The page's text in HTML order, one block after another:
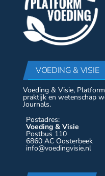
VOEDING & VISIE
Voeding & Visie,
praktijk en wetenschap
Journals.
Postadres:
Voeding & Visie
Postbus 110
6860 AC Oosterbeek
info@voedingvisie.nl